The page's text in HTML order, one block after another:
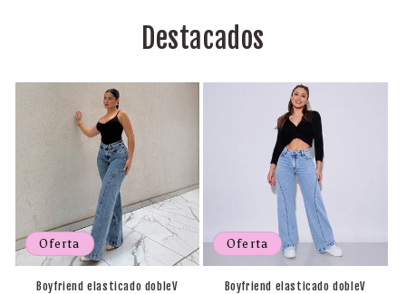
Destacados
Oferta
Boyfriend elasticado dobleV
Oferta
Boyfriend elasticado dobleV